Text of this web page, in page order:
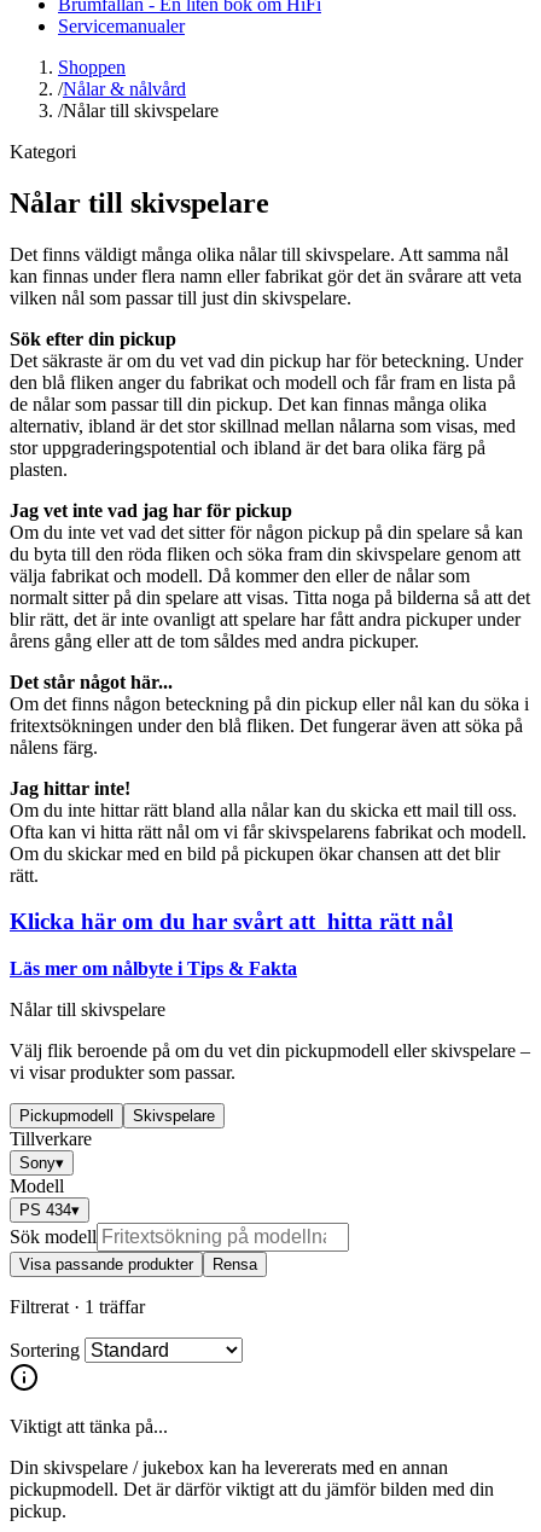
Servicemanualer
Shoppen
/Nålar & nålvård
/Nålar till skivspelare
Kategori
Nålar till skivspelare
Det finns väldigt många olika nålar till skivspelare. Att samma nål
kan finnas under flera namn eller fabrikat gör det än svårare att veta
vilken nål som passar till just din skivspelare.
Sök efter din pickup
Det säkraste är om du vet vad din pickup har för beteckning. Under
den blå fliken anger du fabrikat och modell och får fram en lista på
de nålar som passar till din pickup. Det kan finnas många olika
alternativ, ibland är det stor skillnad mellan nålarna som visas, med
stor uppgraderingspotential och ibland är det bara olika färg på
plasten.
Jag vet inte vad jag har för pickup
Om du inte vet vad det sitter för någon pickup på din spelare så kan
du byta till den röda fliken och söka fram din skivspelare genom att
välja fabrikat och modell. Då kommer den eller de nålar som
normalt sitter på din spelare att visas. Titta noga på bilderna så att det
blir rätt, det är inte ovanligt att spelare har fått andra pickuper under
årens gång eller att de tom såldes med andra pickuper.
Det står något här...
Om det finns någon beteckning på din pickup eller nål kan du söka i
fritextsökningen under den blå fliken. Det fungerar även att söka på
nålens färg.
Jag hittar inte!
Om du inte hittar rätt bland alla nålar kan du skicka ett mail till oss.
Ofta kan vi hitta rätt nål om vi får skivspelarens fabrikat och modell.
Om du skickar med en bild på pickupen ökar chansen att det blir
rätt.
Klicka här om du har svårt att hitta rätt nål
Läs mer om nålbyte i Tips & Fakta
Nålar till skivspelare
Välj flik beroende på om du vet din pickupmodell eller skivspelare –
vi visar produkter som passar.
Pickupmodell Skivspelare
Tillverkare
Sony▾
Modell
PS 434▾
Sök modell
Visa passande produkter Rensa
Filtrerat · 1 träffar
Sortering
Viktigt att tänka på...
Din skivspelare / jukebox kan ha levererats med en annan
pickupmodell. Det är därför viktigt att du jämför bilden med din
pickup.